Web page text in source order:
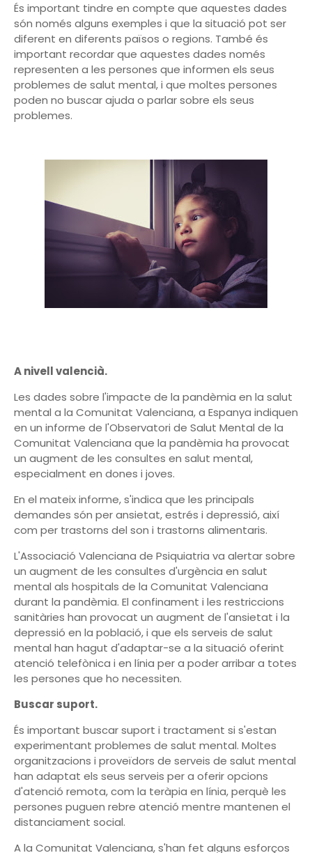
És important tindre en compte que aquestes dades
són només alguns exemples i que la situació pot ser
diferent en diferents països o regions. També és
important recordar que aquestes dades només
representen a les persones que informen els seus
problemes de salut mental, i que moltes persones
poden no buscar ajuda o parlar sobre els seus
problemes.
A nivell valencià.
Les dades sobre l'impacte de la pandèmia en la salut
mental a la Comunitat Valenciana, a Espanya indiquen
en un informe de l'Observatori de Salut Mental de la
Comunitat Valenciana que la pandèmia ha provocat
un augment de les consultes en salut mental,
especialment en dones i joves.
En el mateix informe, s'indica que les principals
demandes són per ansietat, estrés i depressió, així
com per trastorns del son i trastorns alimentaris.
L'Associació Valenciana de Psiquiatria va alertar sobre
un augment de les consultes d'urgència en salut
mental als hospitals de la Comunitat Valenciana
durant la pandèmia. El confinament i les restriccions
sanitàries han provocat un augment de l'ansietat i la
depressió en la població, i que els serveis de salut
mental han hagut d'adaptar-se a la situació oferint
atenció telefònica i en línia per a poder arribar a totes
les persones que ho necessiten.
Buscar suport.
És important buscar suport i tractament si s'estan
experimentant problemes de salut mental. Moltes
organitzacions i proveïdors de serveis de salut mental
han adaptat els seus serveis per a oferir opcions
d'atenció remota, com la teràpia en línia, perquè les
persones puguen rebre atenció mentre mantenen el
distanciament social.
A la Comunitat Valenciana, s'han fet alguns esforços